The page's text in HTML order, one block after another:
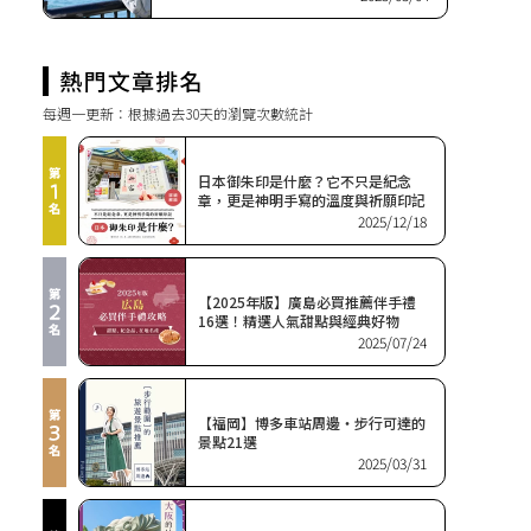
每週一更新：根據過去30天的瀏覽次數統計
日本御朱印是什麼？它不只是紀念
章，更是神明手寫的溫度與祈願印記
2025/12/18
【2025年版】廣島必買推薦伴手禮
16選！精選人氣甜點與經典好物
2025/07/24
【福岡】博多車站周邊・步行可達的
景點21選
2025/03/31